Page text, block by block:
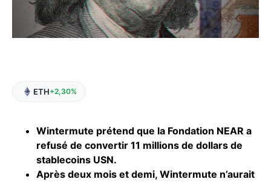
ETH+2,30%
Wintermute prétend que la Fondation NEAR a
refusé de convertir 11 millions de dollars de
stablecoins USN.
Après deux mois et demi, Wintermute n’aurait